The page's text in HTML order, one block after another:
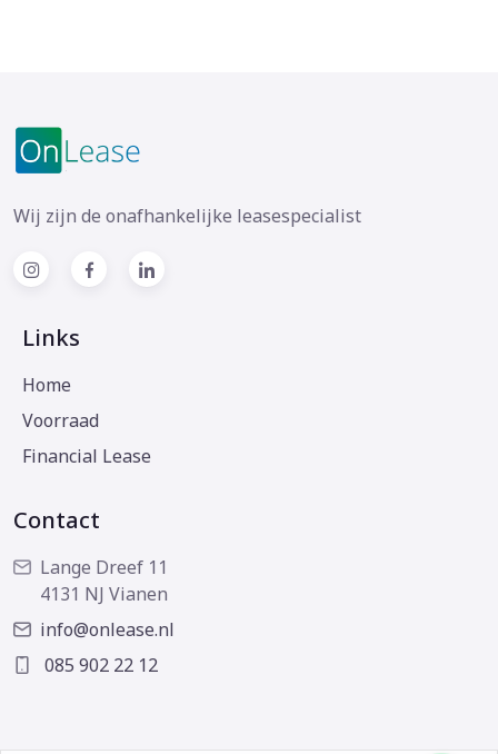
Wij zijn de onafhankelijke leasespecialist
Links
Home
Voorraad
Financial Lease
Contact
Lange Dreef 11
4131 NJ Vianen
info@onlease.nl
085 902 22 12